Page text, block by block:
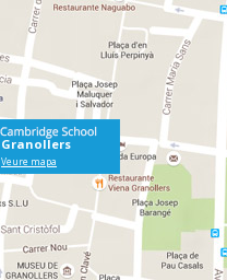
Granollers
Veure mapa